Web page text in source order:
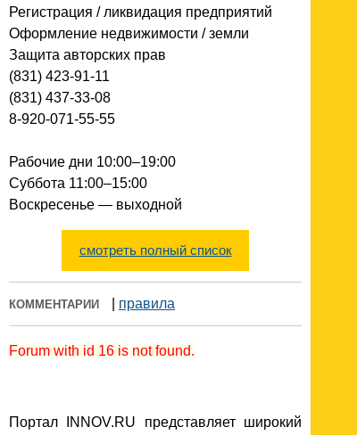
Регистрация / ликвидация предприятий
Оформление недвижимости / земли
Защита авторских прав
(831) 423-91-11
(831) 437-33-08
8-920-071-55-55
Рабочие дни 10:00–19:00
Суббота 11:00–15:00
Воскресенье — выходной
смотреть полный список
КОММЕНТАРИИ правила
Forum with id 16 is not found.
Портал INNOV.RU представляет широкий